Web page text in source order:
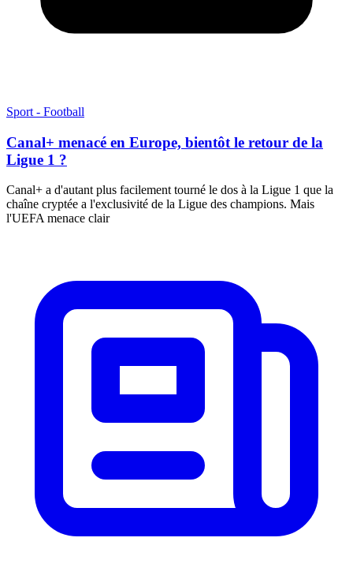
Sport - Football
Canal+ menacé en Europe, bientôt le retour de la
Ligue 1 ?
Canal+ a d'autant plus facilement tourné le dos à la Ligue 1 que la
chaîne cryptée a l'exclusivité de la Ligue des champions. Mais
l'UEFA menace clair